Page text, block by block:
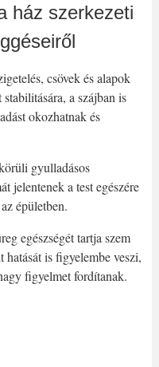
ház szerkezeti
csövek és alapok
a szájban is
okozhatnak és
gyulladásos
jelentenek a test egészére
épületben.
egészségét tartja szem
hatását is figyelembe veszi,
figyelmet fordítanak.